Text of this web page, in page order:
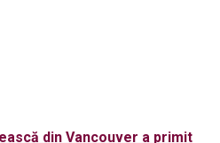
din Vancouver a primit